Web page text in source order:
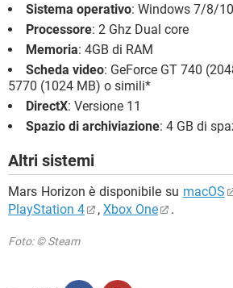
Sistema operativo: Windows 7/8/10
Processore: 2 Ghz Dual core
Memoria: 4GB di RAM
Scheda video: GeForce GT 740
5770 (1024 MB) o simili*
DirectX: Versione 11
Spazio di archiviazione: 4 GB di
Altri sistemi
Mars Horizon è disponibile su macOS
PlayStation 4
, Xbox One .
Foto: © Steam